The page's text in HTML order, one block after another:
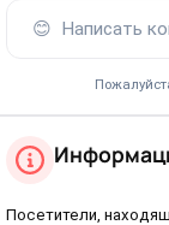
😊 Написать
Посетители,